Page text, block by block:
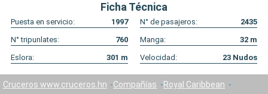
Ficha Técnica
Puesta en servicio: 1997 N° de pasajeros:
2435
N° tripunlates:
760 Manga: 32 m
Eslora:
301 m Velocidad: 23 Nudos
Cruceros www.cruceros.hn Compañías
Royal Caribbean